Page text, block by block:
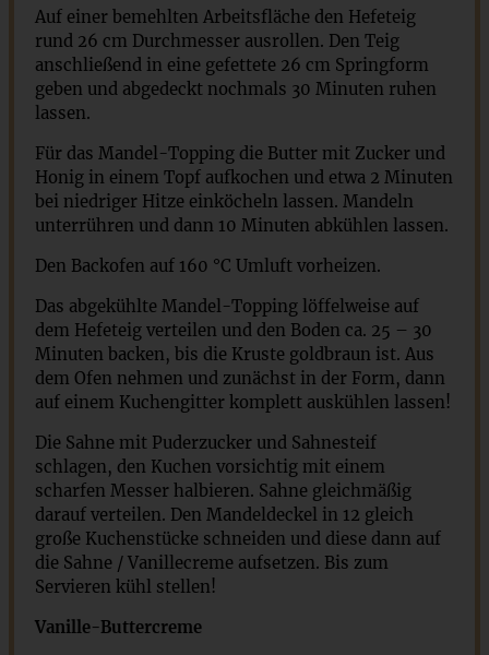
Auf einer bemehlten Arbeitsfläche den Hefeteig
rund 26 cm Durchmesser ausrollen. Den Teig
anschließend in eine gefettete 26 cm Springform
geben und abgedeckt nochmals 30 Minuten ruhen
lassen.
Für das Mandel-Topping die Butter mit Zucker und
Honig in einem Topf aufkochen und etwa 2 Minuten
bei niedriger Hitze einköcheln lassen. Mandeln
unterrühren und dann 10 Minuten abkühlen lassen.
Den Backofen auf 160 °C Umluft vorheizen.
Das abgekühlte Mandel-Topping löffelweise auf
dem Hefeteig verteilen und den Boden ca. 25 – 30
Minuten backen, bis die Kruste goldbraun ist. Aus
dem Ofen nehmen und zunächst in der Form, dann
auf einem Kuchengitter komplett auskühlen lassen!
Die Sahne mit Puderzucker und Sahnesteif
schlagen, den Kuchen vorsichtig mit einem
scharfen Messer halbieren. Sahne gleichmäßig
darauf verteilen. Den Mandeldeckel in 12 gleich
große Kuchenstücke schneiden und diese dann auf
die Sahne / Vanillecreme aufsetzen. Bis zum
Servieren kühl stellen!
Vanille-Buttercreme